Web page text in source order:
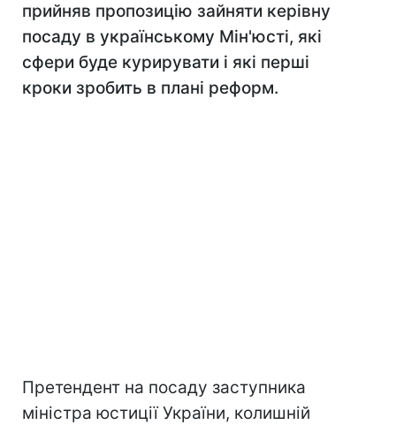
прийняв пропозицію зайняти керівну
посаду в українському Мін'юсті, які
сфери буде курирувати і які перші
кроки зробить в плані реформ.
Претендент на посаду заступника
міністра юстиції України, колишній